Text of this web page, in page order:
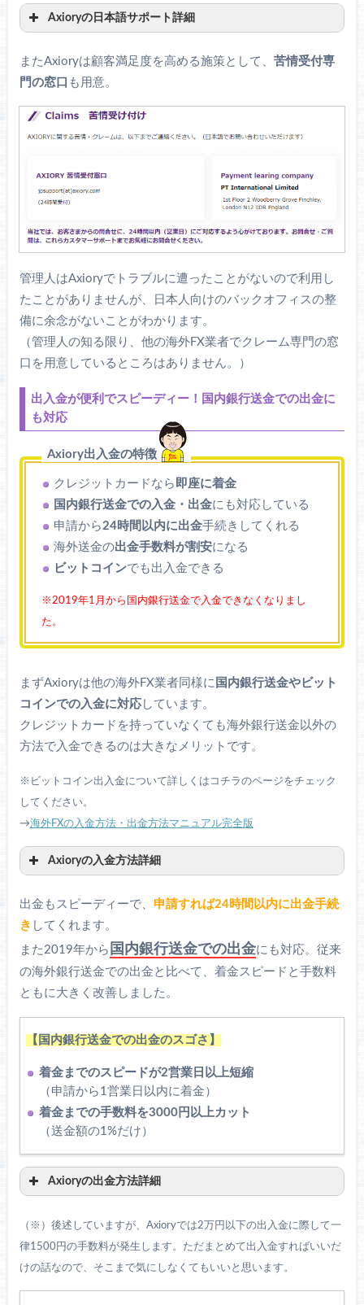
Axioryの日本語サポート詳細
公式ページ「お問い合わせ」ペ
ージから
（平日）10:00～21:00
またAxioryは顧客満足度を高める施策として、 苦情受付専
門の窓口 も用意。
管理人はAxioryでトラブルに遭ったことがないので利用し
たことがありませんが、日本人向けのバックオフィスの整
備に余念がないことがわかります。
（管理人の知る限り、他の海外FX業者でクレーム専門の窓
口を用意しているところはありません。）
出入金が便利でスピーディー！国内銀行送金での出金に
も対応
Axiory出入金の特徴
クレジットカードなら 即座に着金
国内銀行送金での入金・出金にも対応している
申請から 24時間以内に出金手続きしてくれる
海外送金の出金手数料が割安になる
ビットコインでも出入金できる
※2019年1月から国内銀行送金で入金できなくなりまし
た。
まずAxioryは他の海外FX業者同様に 国内銀行送金やビット
コインでの入金に対応しています。
クレジットカードを持っていなくても海外銀行送金以外の
方法で入金できるのは大きなメリットです。
※ビットコイン出入金について詳しくはコチラのページをチェック
してください。
→海外FXの入金方法・出金方法マニュアル完全版
Axioryの入金方法詳細
手数料 着金スピード
無料 即座
無料 即座
※1Visa,MasterCard,JCB対応
※2国内銀行への振込手数料（108円～540円）はトレーダー負
担です。
※3Axioyは手数料を徴収しませんが「ビットコイン→口座通
貨」に両替する際に、入金額の0.5％程度の手数料が発生しま
す。
出金もスピーディーで、 申請すれば24時間以内に出金手続
き してくれます。
また2019年から 国内銀行送金での出金にも対応。従来
の海外銀行送金での出金と比べて、着金スピードと手数料
ともに大きく改善しました。
【国内銀行送金での出金のスゴさ】
着金までのスピードが2営業日以上短縮
（申請から1営業日以内に着金）
着金までの手数料を3000円以上カット
（送金額の1%だけ）
Axioryの出金方法詳細
無料 即座
（※）後述していますが、Axioryでは2万円以下の出入金に際して一
律1500円の手数料が発生します。ただまとめて出入金すればいいだ
けの話なので、そこまで気にしなくてもいいと思います。